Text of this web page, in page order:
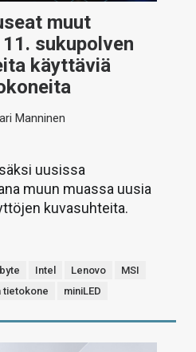
muut
sukupolven
käyttäviä
Manninen
uusissa
muun muassa uusia
kuvasuhteita.
Intel Lenovo
MSI
tietokone miniLED